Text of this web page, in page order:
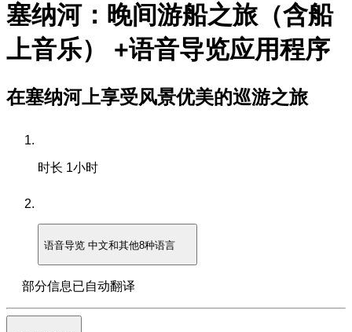
塞纳河：晚间游船之旅（含船
上音乐） +语音导览应用程序
在塞纳河上享受风景优美的巡游之旅
时长 1小时
语音导览 中文和其他8种语言
部分信息已自动翻译